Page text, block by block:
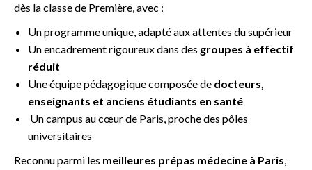
dès la classe de Première, avec :
Un programme unique, adapté aux attentes du supérieur
Un encadrement rigoureux dans des groupes à effectif
réduit
Une équipe pédagogique composée de docteurs,
enseignants et anciens étudiants en santé
Un campus au cœur de Paris, proche des pôles
universitaires
Reconnu parmi les meilleures prépas médecine à Paris,